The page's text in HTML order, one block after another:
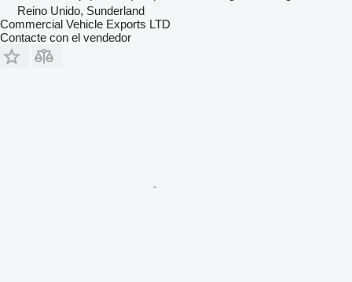
Reino Unido, Sunderland
Commercial Vehicle Exports LTD
Contacte con el vendedor